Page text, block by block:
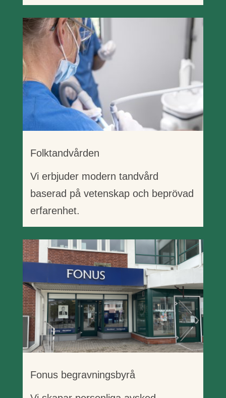
Folktandvården
Vi erbjuder modern tandvård
baserad på vetenskap och beprövad
erfarenhet.
Fonus begravningsbyrå